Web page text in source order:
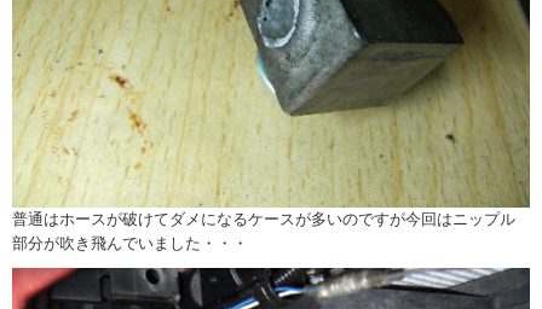
普通はホースが破けてダメになるケースが多いのですが今回はニップル
部分が吹き飛んでいました・・・